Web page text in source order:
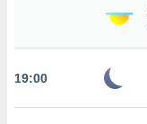
19:00